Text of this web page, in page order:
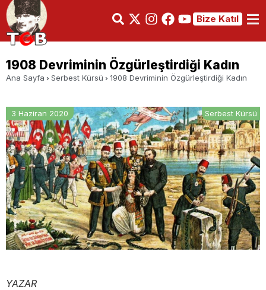
Bize Katıl
1908 Devriminin Özgürleştirdiği Kadın
Ana Sayfa Serbest Kürsü 1908 Devriminin Özgürleştirdiği Kadın
3 Haziran 2020 Serbest Kürsü
YAZAR